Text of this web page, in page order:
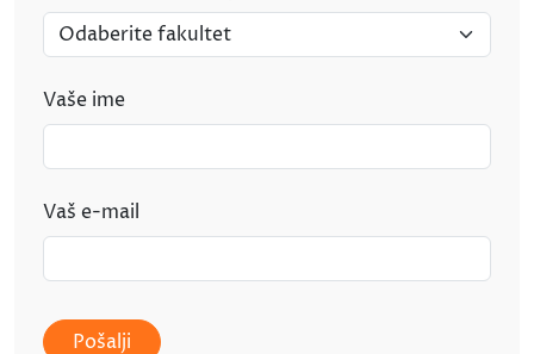
Vaše ime
Vaš e-mail
Pošalji